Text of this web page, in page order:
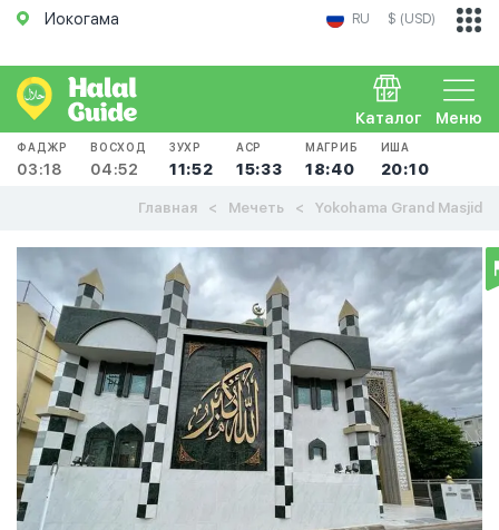
Иокогама RU $ (USD)
Меню
Каталог
ФАДЖР
03:18
ВОСХОД
04:52
ЗУХР
11:52
АСР
15:33
МАГРИБ
18:40
ИША
20:10
Главная Мечеть Yokohama Grand Masjid